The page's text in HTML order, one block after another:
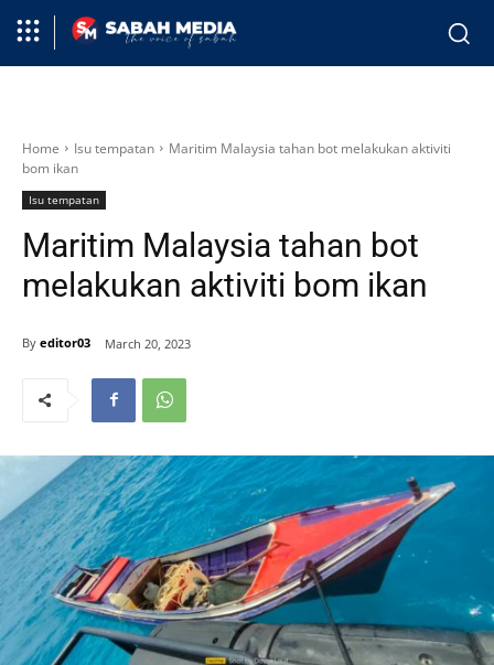
Home Isu tempatan
Maritim Malaysia tahan bot melakukan aktiviti
bom ikan
Isu tempatan
Maritim Malaysia tahan bot
melakukan aktiviti bom ikan
By editor03 March 20, 2023